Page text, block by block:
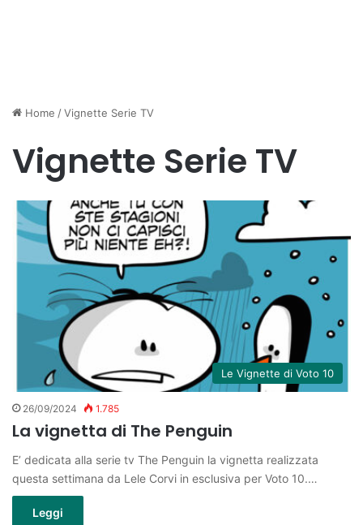
Home /Vignette Serie TV
Vignette Serie TV
Le Vignette di Voto 10
26/09/2024 1.785
La vignetta di The Penguin
E’ dedicata alla serie tv The Penguin la vignetta realizzata
questa settimana da Lele Corvi in esclusiva per Voto 10.…
Leggi